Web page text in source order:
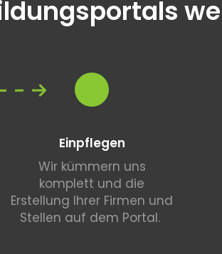
Einpflegen
Wir kümmern uns
komplett und die
Erstellung Ihrer Firmen und
Stellen auf dem Portal.